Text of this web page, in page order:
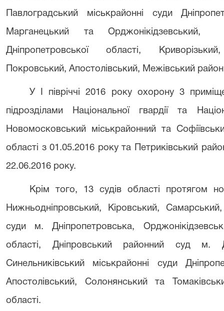
Павлоградський міськрайонні суди
Марганецький та Орджонікідзевський,
Дніпропетровської області,
Покровський, Апостолівський, Межівський
У І півріччі 2016 року охорону 3
підрозділами Національної гвардії та
Новомосковський міськрайонний та
області з 01.05.2016 року та Петриківський
22.06.2016 року.
Крім того, 13 судів області протягом
Нижньодніпровський, Кіровський, Самарський,
суди м. Дніпропетровська,
області, Дніпровський районний суд м.
Синельниківський міськрайонні суди
Апостолівський, Солонянський та
області.